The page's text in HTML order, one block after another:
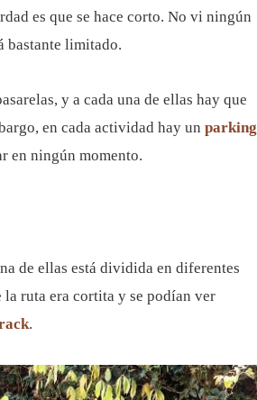
es que se hace corto. No vi ningún
bastante limitado.
y a cada una de ellas hay que
en cada actividad hay un parking
en ningún momento.
de ellas está dividida en diferentes
ruta era cortita y se podían ver
.